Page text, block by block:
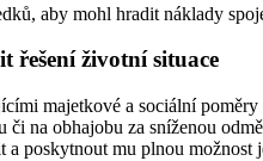
aby mohl hradit náklady
řešení životní situace
majetkové a sociální
či na obhajobu za sníženou
poskytnout mu plnou možnost